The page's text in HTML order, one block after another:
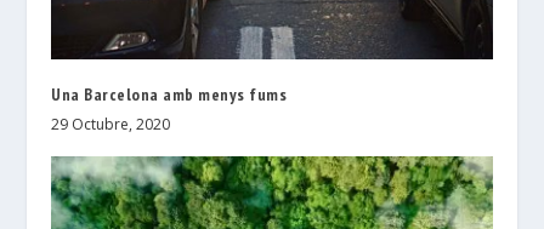
Una Barcelona amb menys fums
29 Octubre, 2020